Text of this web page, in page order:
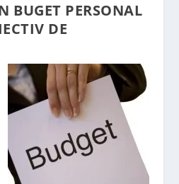
BUGET PERSONAL
DE